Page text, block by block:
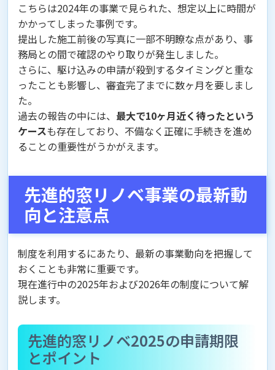
こちらは2024年の事業で見られた、想定以上に時間が
かかってしまった事例です。
提出した施工前後の写真に一部不明瞭な点があり、事
務局との間で確認のやり取りが発生しました。
さらに、駆け込みの申請が殺到するタイミングと重な
ったことも影響し、審査完了までに数ヶ月を要しまし
た。
過去の報告の中には、 最大で10ヶ月近く待ったという
ケースも存在しており、不備なく正確に手続きを進め
ることの重要性がうかがえます。
先進的窓リノベ事業の最新動
向と注意点
制度を利用するにあたり、最新の事業動向を把握して
おくことも非常に重要です。
現在進行中の2025年および2026年の制度について解
説します。
先進的窓リノベ2025の申請期限
とポイント